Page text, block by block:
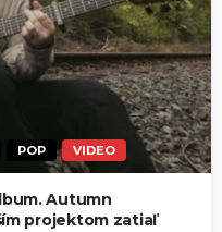
POP VIDEO
Autumn
projektom zatiaľ